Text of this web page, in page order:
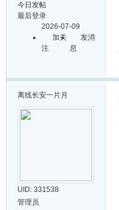
今日发帖
最后登录
2026-07-09
加关
注
发消
息
离线长安一片月
UID: 331538
管理员